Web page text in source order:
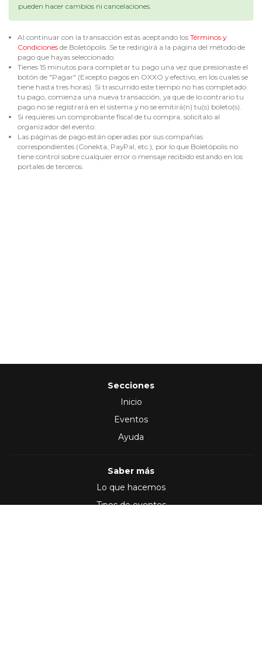
pueden hacer cambios ni cancelaciones.
Al continuar con la transacción estás aceptando los Términos y
Condiciones de Boletópolis. Se te redirigirá a la página del método de
pago que hayas seleccionado.
Tienes 15 minutos para completar tu pago una vez que presionaste el
botón de "Pagar" (Excepto pagos en OXXO y efectivo, en los cuales se
tiene hasta tres horas). Si trascurrido este tiempo no has completado
tu pago, comienza una nueva transacción, ya que de lo contrario tu
pago no se registrará en el sistema y no se emitirá(n) tu(s) boleto(s).
Si requieres un comprobante fiscal de tu compra, solicítalo al
organizador del evento.
Las páginas de pago están operadas por sus compañías
correspondientes (Conekta, PayPal, etc.), por lo que Boletópolis no
tiene control sobre cualquier error o mensaje recibido estando en los
portales de terceros.
Secciones
Inicio
Eventos
Ayuda
Saber más
Lo que hacemos
Tipos de eventos